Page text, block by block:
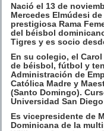
Nació el 13 de
Mercedes Elmúdesi
prestigiosa Rama
del béisbol
Tigres y es socio
En su colegio, el
de béisbol, fútbol y
Administración de
Católica Madre y
(Santo Domingo).
Universidad San
Es vicepresidente de
Dominicana de la